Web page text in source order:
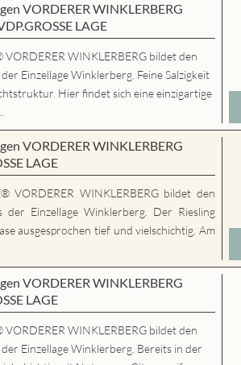
VORDERER WINKLERBERG
LAGE
VORDERER WINKLERBERG bildet den
Einzellage Winklerberg. Feine Salzigkeit
Hier findet sich eine einzigartige
VORDERER WINKLERBERG
LAGE
VORDERER WINKLERBERG bildet den
der Einzellage Winklerberg. Der Riesling
ausgesprochen tief und vielschichtig. Am
VORDERER WINKLERBERG
LAGE
VORDERER WINKLERBERG bildet den
Einzellage Winklerberg. Bereits in der